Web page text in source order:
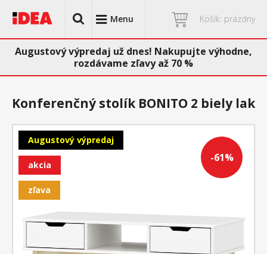
Menu Košík: prázdny
Augustový výpredaj už dnes! Nakupujte výhodne,
rozdávame zľavy až 70 %
-61%
Augustový výpredaj
akcia
zľava
Konferenčný stolík BONITO 2 biely lak